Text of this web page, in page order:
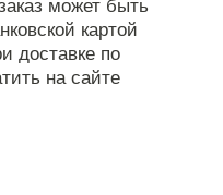
может быть
картой
доставке по
на сайте